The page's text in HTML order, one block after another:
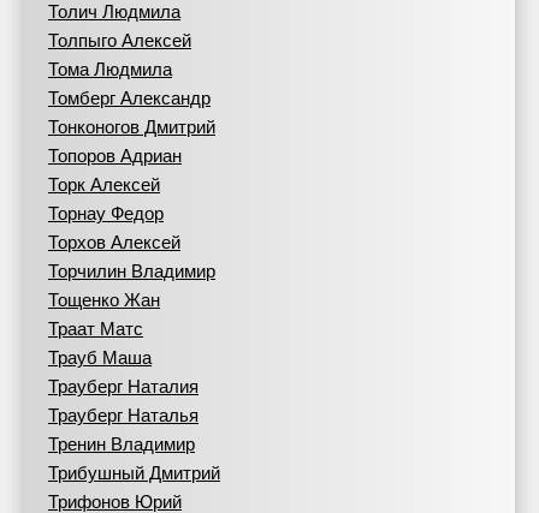
Толич Людмила
Толпыго Алексей
Тома Людмила
Томберг Александр
Тонконогов Дмитрий
Топоров Адриан
Торк Алексей
Торнау Федор
Торхов Алексей
Торчилин Владимир
Тощенко Жан
Траат Матс
Трауб Маша
Трауберг Наталия
Трауберг Наталья
Тренин Владимир
Трибушный Дмитрий
Трифонов Юрий